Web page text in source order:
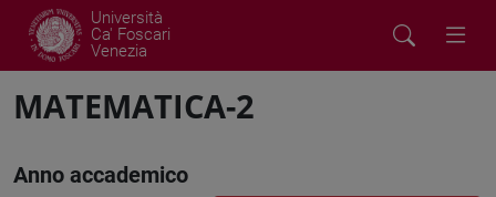
Università
Ca' Foscari
Venezia
MATEMATICA-2
Anno accademico